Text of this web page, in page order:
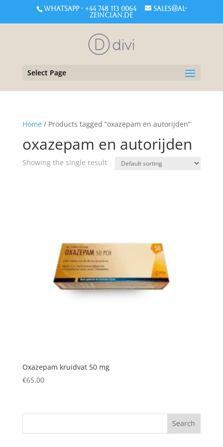
WHATSAPP - +44 748 113 0064
sales@al-
zeinclan.de
Select Page
Home/ Products tagged “oxazepam en autorijden”
oxazepam en autorijden
Showing the single result
Oxazepam kruidvat 50 mg
€65.00
Search